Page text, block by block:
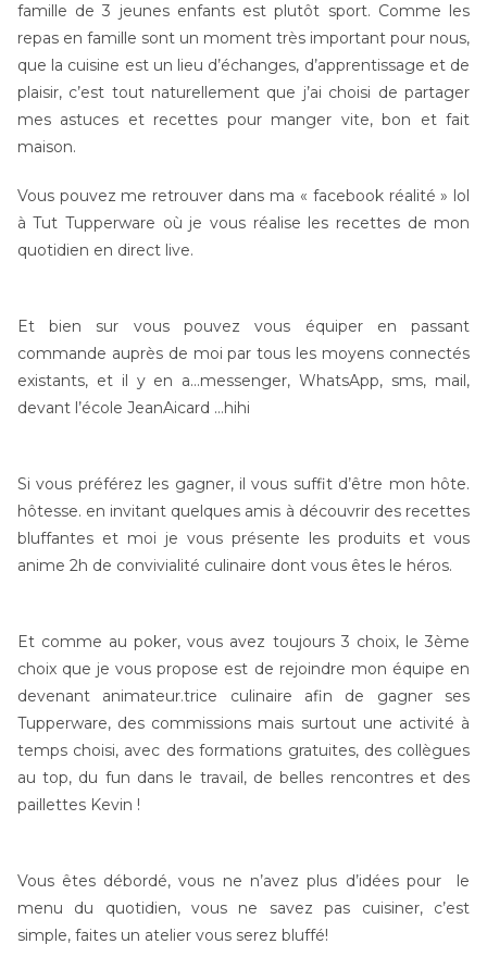
famille de 3 jeunes enfants est plutôt sport. Comme les
repas en famille sont un moment très important pour nous,
que la cuisine est un lieu d’échanges, d’apprentissage et de
plaisir, c’est tout naturellement que j’ai choisi de partager
mes astuces et recettes pour manger vite, bon et fait
maison.
Vous pouvez me retrouver dans ma « facebook réalité » lol
à Tut Tupperware où je vous réalise les recettes de mon
quotidien en direct live.
Et bien sur vous pouvez vous équiper en passant
commande auprès de moi par tous les moyens connectés
existants, et il y en a…messenger, WhatsApp, sms, mail,
devant l’école JeanAicard …hihi
Si vous préférez les gagner, il vous suffit d’être mon hôte.
hôtesse. en invitant quelques amis à découvrir des recettes
bluffantes et moi je vous présente les produits et vous
anime 2h de convivialité culinaire dont vous êtes le héros.
Et comme au poker, vous avez toujours 3 choix, le 3ème
choix que je vous propose est de rejoindre mon équipe en
devenant animateur.trice culinaire afin de gagner ses
Tupperware, des commissions mais surtout une activité à
temps choisi, avec des formations gratuites, des collègues
au top, du fun dans le travail, de belles rencontres et des
paillettes Kevin !
Vous êtes débordé, vous ne n’avez plus d’idées pour le
menu du quotidien, vous ne savez pas cuisiner, c’est
simple, faites un atelier vous serez bluffé!